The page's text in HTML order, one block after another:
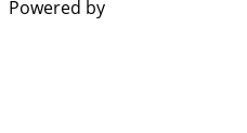
Powered by